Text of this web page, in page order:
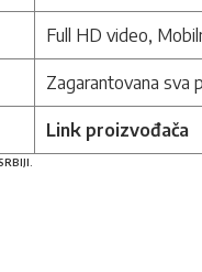
Full HD video,
Zagarantovana sva
Link proizvođača